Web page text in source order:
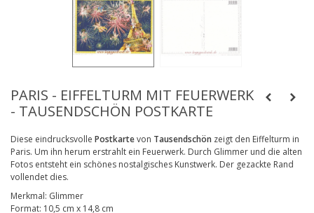
PARIS - EIFFELTURM MIT FEUERWERK
- TAUSENDSCHÖN POSTKARTE
Diese eindrucksvolle Postkartevon Tausendschön zeigt den Eiffelturm in
Paris. Um ihn herum erstrahlt ein Feuerwerk. Durch Glimmer und die alten
Fotos entsteht ein schönes nostalgisches Kunstwerk. Der gezackte Rand
vollendet dies.
Merkmal: Glimmer
Format: 10,5 cm x 14,8 cm